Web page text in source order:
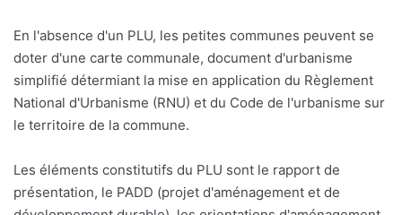
En l'absence d'un PLU, les petites communes peuvent se
doter d'une carte communale, document d'urbanisme
simplifié détermiant la mise en application du Règlement
National d'Urbanisme (RNU) et du Code de l'urbanisme sur
le territoire de la commune.
Les éléments constitutifs du PLU sont le rapport de
présentation, le PADD (projet d'aménagement et de